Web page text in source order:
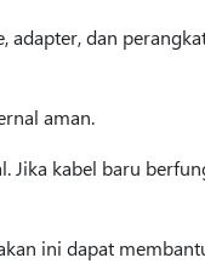
adapter, dan
aman.
kabel baru
ini dapat